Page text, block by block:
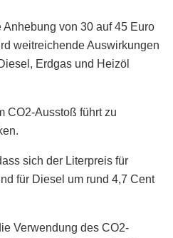
von 30 auf 45 Euro
weitreichende Auswirkungen
Erdgas und Heizöl
CO2-Ausstoß führt zu
sich der Literpreis für
für Diesel um rund 4,7 Cent
Verwendung des CO2-